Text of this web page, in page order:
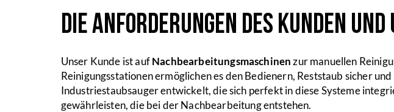
Die Anforderungen des Kunden
Unser Kunde ist auf Nachbearbeitungsmaschinen zur manuellen
Reinigungsstationen ermöglichen es den Bedienern, Reststaub sicher
Industriestaubsauger entwickelt, die sich perfekt in diese Systeme
gewährleisten, die bei der Nachbearbeitung entstehen.